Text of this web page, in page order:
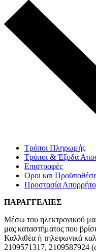
Τρόποι Πληρωμής
Τρόποι & Έξοδα
Επιστροφές
Οροι και
Προστασία
ΠΑΡΑΓΓΕΛΙΕΣ
Μέσω του ηλεκτρονικού
μας καταστήματος που
Καλλιθέα ή τηλεφωνικά
2109571317, 2109587924